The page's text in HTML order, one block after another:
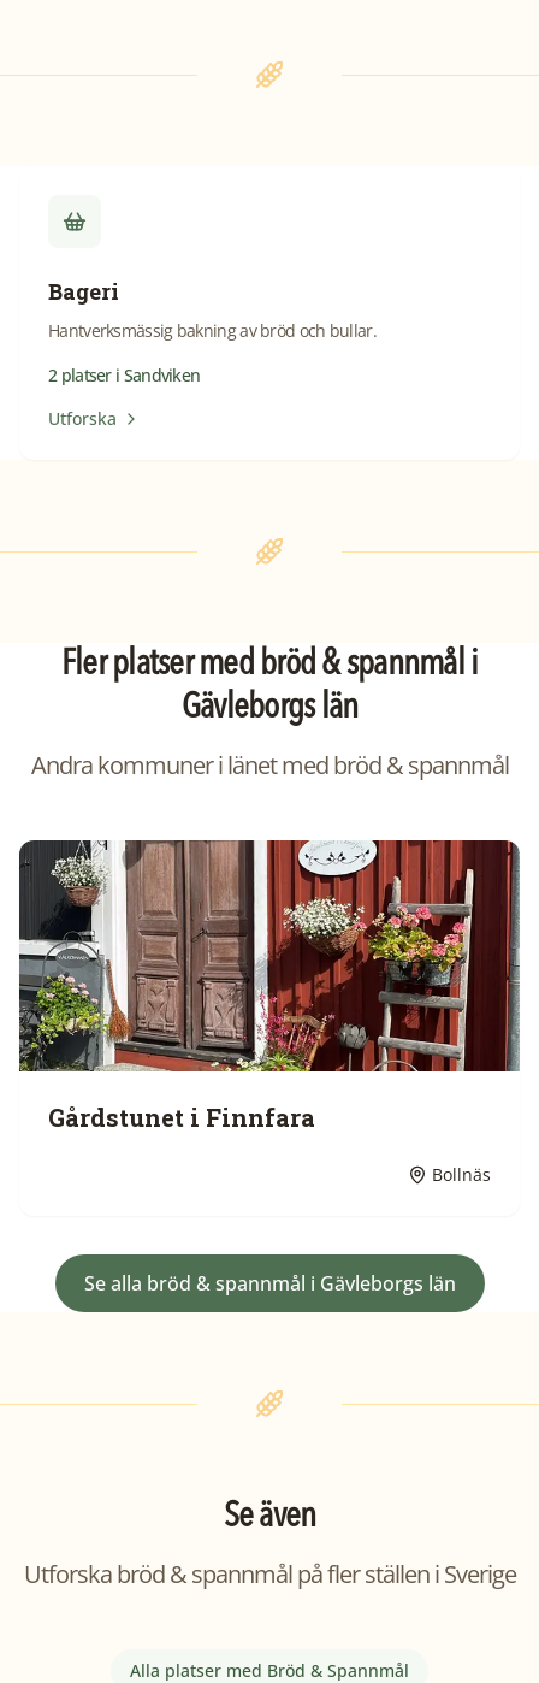
Bageri
Hantverksmässig bakning av bröd och bullar.
2 platseri Sandviken
Utforska
Fler platser med bröd & spannmåli
Gävleborgs län
Andra kommuner i länet medbröd & spannmål
Gårdstunet i Finnfara
Bollnäs
Se alla bröd & spannmål i Gävleborgs län
Se även
Utforskabröd & spannmålpå fler ställen i Sverige
Alla platser med Bröd & Spannmål